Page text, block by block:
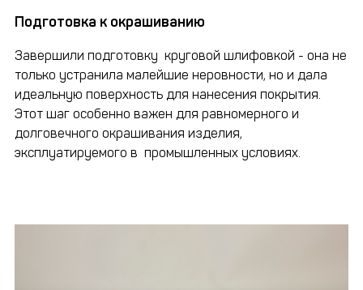
Подготовка к окрашиванию
Завершили подготовку круговой шлифовкой - она не
только устранила малейшие неровности, но и дала
идеальную поверхность для нанесения покрытия.
Этот шаг особенно важен для равномерного и
долговечного окрашивания изделия,
эксплуатируемого в промышленных условиях.